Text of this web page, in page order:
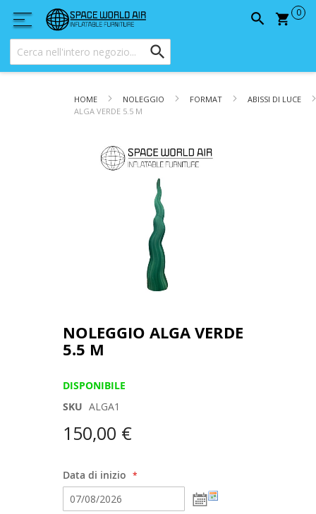
HOME NOLEGGIO FORMAT
ABISSI DI LUCE
ALGA VERDE 5.5 M
NOLEGGIO ALGA VERDE
5.5 M
DISPONIBILE
SKU ALGA1
150,00 €
Data di inizio